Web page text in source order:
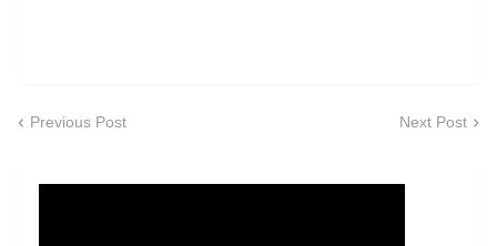
Previous Post Next Post